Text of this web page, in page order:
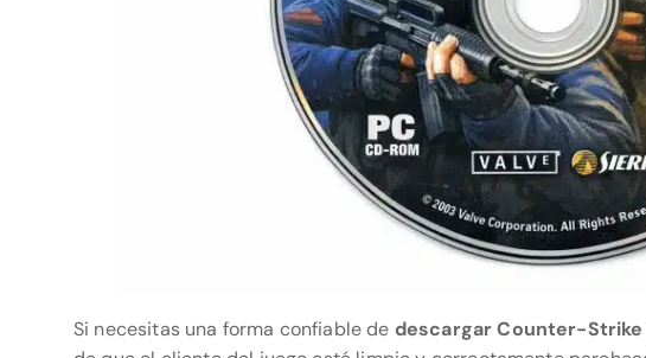
Si necesitas una forma confiable de descargar Counter-